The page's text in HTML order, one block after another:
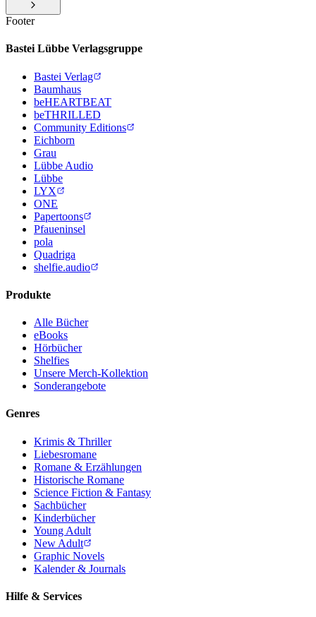
Footer
Bastei Lübbe Verlagsgruppe
Bastei Verlag
Baumhaus
beHEARTBEAT
beTHRILLED
Community Editions
Eichborn
Grau
Lübbe Audio
Lübbe
LYX
ONE
Papertoons
Pfaueninsel
pola
Quadriga
shelfie.audio
Produkte
Alle Bücher
eBooks
Hörbücher
Shelfies
Unsere Merch-Kollektion
Sonderangebote
Genres
Krimis & Thriller
Liebesromane
Romane & Erzählungen
Historische Romane
Science Fiction & Fantasy
Sachbücher
Kinderbücher
Young Adult
New Adult
Graphic Novels
Kalender & Journals
Hilfe & Services